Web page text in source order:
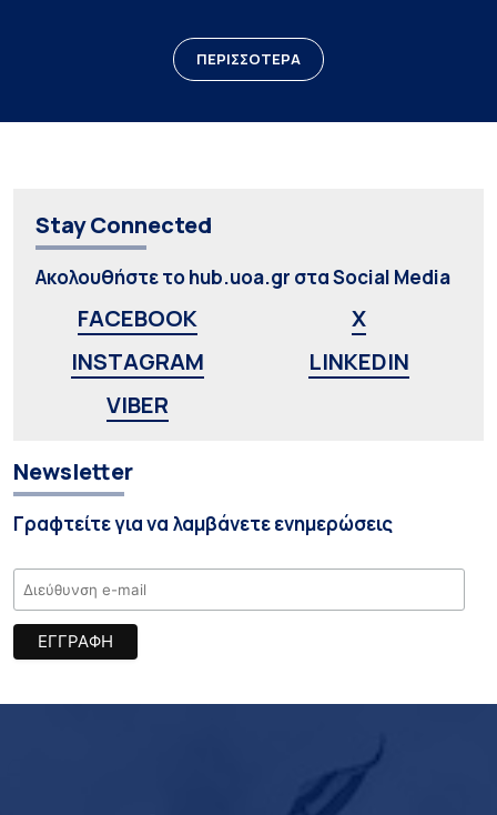
ΠΕΡΙΣΣΟΤΕΡΑ
Stay Connected
Ακολουθήστε το hub.uoa.gr στα Social Media
FACEBOOK
X
INSTAGRAM
LINKEDIN
VIBER
Newsletter
Γραφτείτε για να λαμβάνετε ενημερώσεις